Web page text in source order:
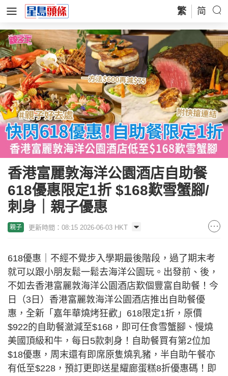
繁 简
香港富麗敦海洋公園酒店自助餐
618優惠限定1折 $168歎雪蟹腳/
刺身｜親子優惠
親子 更新時間：08:15 2026-06-03 HKT
618優惠｜不經不覺步入學期最後階段，過了期末考
就可以跟小朋友鬆一鬆去海洋公園玩。出發前、後，
不如去香港富麗敦海洋公園酒店歎個豐富自助餐！今
日（3日）香港富麗敦海洋公園酒店推出自助餐優
惠，全新「嘉年華燒烤狂歡」618限定1折，原價
$922的自助餐瀲減至$168，即可任食雪蟹腳、慢燒
美國頂級和牛，每日5款刺身！自助餐買有第2位加
$18優惠，周末還有即席原隻燒乳豬，半自助午餐亦
有低至$228，預訂更即送星耀廊蛋糕8折優惠碼！即